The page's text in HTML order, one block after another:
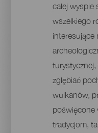
całej
wszelkiego
interesujące
zgłębiać
wulkanów,
poświęcone
tradycjom,